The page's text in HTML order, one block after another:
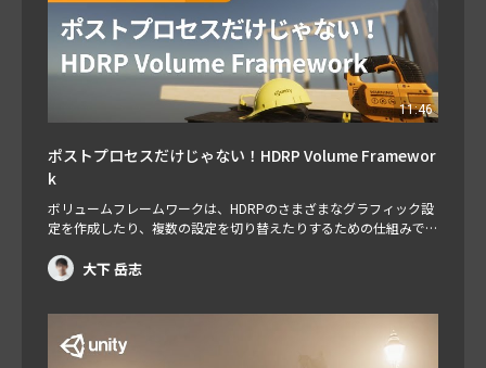
11:46
ポストプロセスだけじゃない！HDRP Volume Framewor
k
ボリュームフレームワークは、HDRPのさまざまなグラフィック設
定を作成したり、複数の設定を切り替えたりするための仕組みで
と、ゲーム中の様々な状況に合わせたグラフィック設定を、簡単か
つ意図通りにコントロールできるようになります。 ボリュームフ
大下 岳志